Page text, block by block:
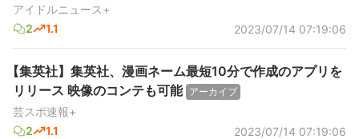
アイドルニュース+
2
1.1 2023/07/14 07:19:06
【集英社】集英社、漫画ネーム最短10分で作成のアプリを
リリース 映像のコンテも可能 アーカイブ
芸スポ速報+
2
1.1 2023/07/14 07:19:06